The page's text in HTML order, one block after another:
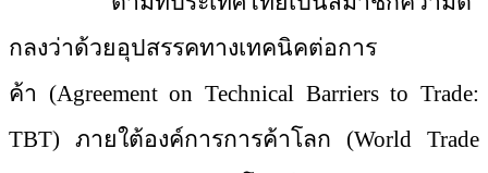
กลงว่าด้วยอุปสรรคทางเทคนิคต่อการ
ค้า (Agreement on Technical Barriers to Trade:
TBT) ภายใต้องค์การการค้าโลก (World Trade